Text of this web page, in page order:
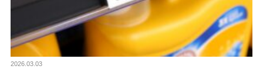
2026.03.03